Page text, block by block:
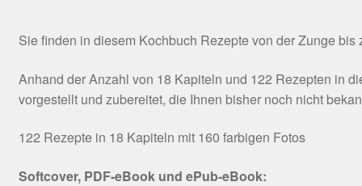
Sie finden in diesem Kochbuch Rezepte von der Zunge
Anhand der Anzahl von 18 Kapiteln und 122 Rezepten in
vorgestellt und zubereitet, die Ihnen bisher noch nicht
122 Rezepte in 18 Kapiteln mit 160 farbigen Fotos
Softcover, PDF-eBook und ePub-eBook: